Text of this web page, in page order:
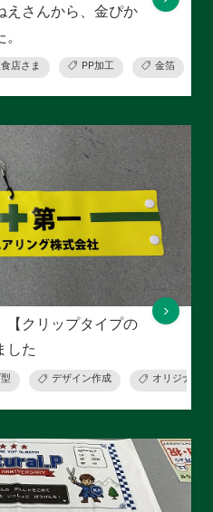
えさんから、金ぴか
店さま PP加工 金箔
クリップタイプの
した
デザイン作成 オリジナル